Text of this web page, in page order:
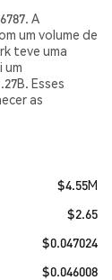
A
um volume de
teve uma
um
Esses
as
$4.55M
$2.65
$0.047024
$0.046008